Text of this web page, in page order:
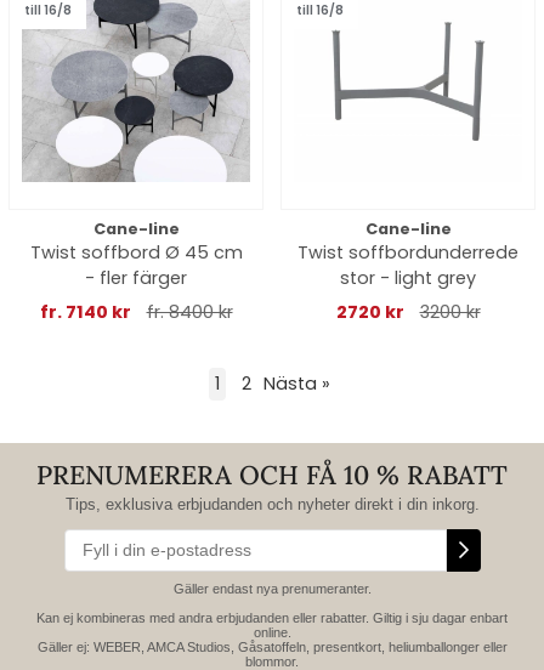
till 16/8
Cane-line
Twist soffbord Ø 45 cm
- fler färger
fr. 7140 kr
fr. 8400 kr
till 16/8
Cane-line
Twist soffbordunderrede
stor - light grey
2720 kr
3200 kr
1 2 Nästa »
PRENUMERERA OCH FÅ 10 % RABATT
Tips, exklusiva erbjudanden och nyheter direkt i din inkorg.
Gäller endast nya prenumeranter.
Kan ej kombineras med andra erbjudanden eller rabatter. Giltig i sju dagar enbart
online.
Gäller ej: WEBER, AMCA Studios, Gåsatoffeln, presentkort, heliumballonger eller
blommor.